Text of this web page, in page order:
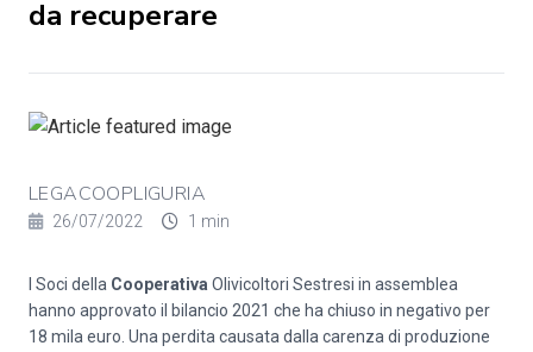
da recuperare
LEGACOOPLIGURIA
26/07/2022 1 min
I Soci della Cooperativa Olivicoltori Sestresi in assemblea
hanno approvato il bilancio 2021 che ha chiuso in negativo per
18 mila euro. Una perdita causata dalla carenza di produzione